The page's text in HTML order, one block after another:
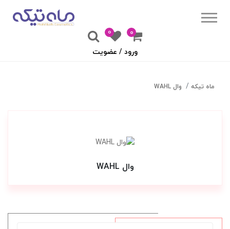
۰
0
ورود / عضویت
ماه تیکه وال WAHL
وال WAHL